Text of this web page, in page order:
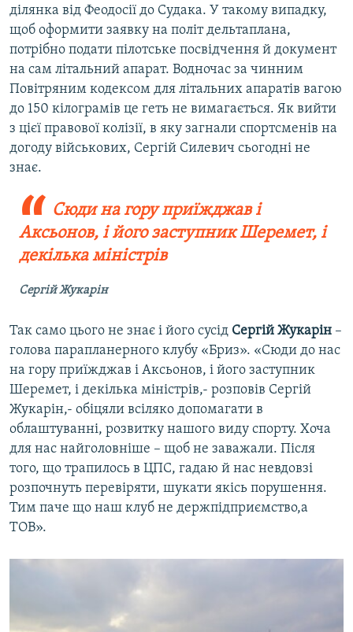
ділянка від Феодосії до Судака. У такому випадку,
щоб оформити заявку на політ дельтаплана,
потрібно подати пілотське посвідчення й документ
на сам літальний апарат. Водночас за чинним
Повітряним кодексом для літальних апаратів вагою
до 150 кілограмів це геть не вимагається. Як вийти
з цієї правової колізії, в яку загнали спортсменів на
догоду військових, Сергій Силевич сьогодні не
знає.
Сюди на гору приїжджав і
Аксьонов, і його заступник Шеремет, і
декілька міністрів
Сергій Жукарін
Так само цього не знає і його сусід Сергій Жукарін –
голова парапланерного клубу «Бриз». «Сюди до нас
на гору приїжджав і Аксьонов, і його заступник
Шеремет, і декілька міністрів,- розповів Сергій
Жукарін,- обіцяли всіляко допомагати в
облаштуванні, розвитку нашого виду спорту. Хоча
для нас найголовніше – щоб не заважали. Після
того, що трапилось в ЦПС, гадаю й нас невдовзі
розпочнуть перевіряти, шукати якісь порушення.
Тим паче що наш клуб не держпідприємство,а
ТОВ».